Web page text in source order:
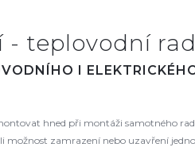
- teplovodní
I
hned při montáži samotného
zamrazení nebo uzavření